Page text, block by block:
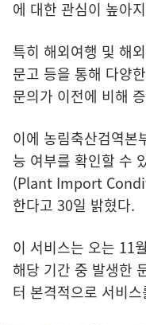
에 대한 관심이 높아
특히 해외여행 및 해
문고 등을 통해 다양
문의가 이전에 비해
이에 농림축산검역본
능 여부를 확인할 수
(Plant Import
한다고 30일 밝혔다.
이 서비스는 오는 11
해당 기간 중 발생한
터 본격적으로 서비